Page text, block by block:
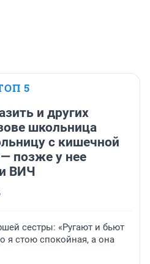
5
и других
школьница
с кишечной
позже у нее
ВИЧ
сестры: «Ругают и бьют
я стою спокойная, а она